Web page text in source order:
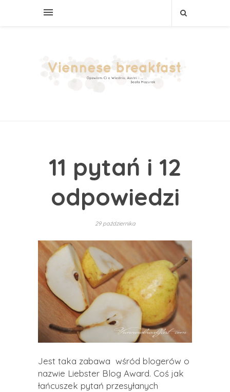
11 pytań i 12
odpowiedzi
29 października
Jest taka zabawa wśród blogerów o
nazwie Liebster Blog Award. Coś jak
łańcuszek pytań przesyłanych